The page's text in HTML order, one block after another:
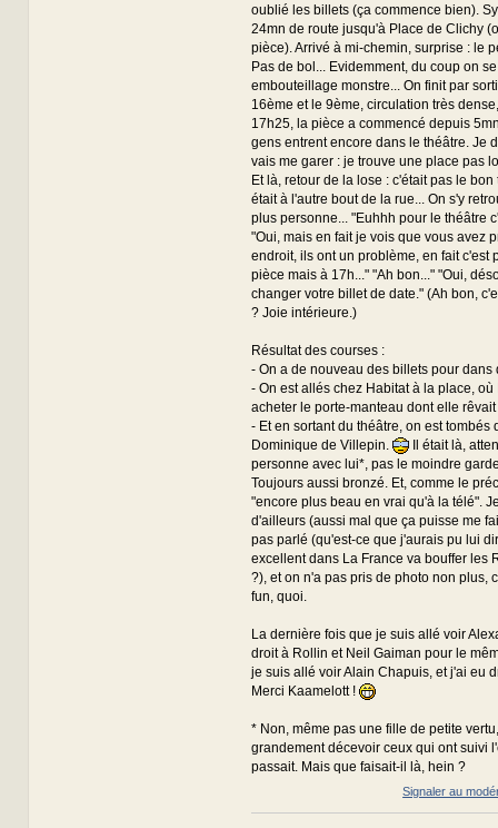
oublié les billets (ça commence bien).
24mn de route jusqu'à Place de Clichy
pièce). Arrivé à mi-chemin, surprise : le
Pas de bol... Evidemment, du coup on
embouteillage monstre... On finit par
16ème et le 9ème, circulation très
17h25, la pièce a commencé depuis
gens entrent encore dans le théâtre. Je
vais me garer : je trouve une place pas
Et là, retour de la lose : c'était pas le
était à l'autre bout de la rue... On s'y
plus personne... "Euhhh pour le théâtre
"Oui, mais en fait je vois que vous avez
endroit, ils ont un problème, en fait c'est
pièce mais à 17h..." "Ah bon..." "Oui,
changer votre billet de date." (Ah bon,
? Joie intérieure.)
Résultat des courses :
- On a de nouveau des billets pour dans
- On est allés chez Habitat à la place, où
acheter le porte-manteau dont elle
- Et en sortant du théâtre, on est tombés
Dominique de Villepin.
Il était là,
personne avec lui*, pas le moindre
Toujours aussi bronzé. Et, comme le
"encore plus beau en vrai qu'à la télé".
d'ailleurs (aussi mal que ça puisse me
pas parlé (qu'est-ce que j'aurais pu lui
excellent dans La France va bouffer les
?), et on n'a pas pris de photo non plus,
fun, quoi.
La dernière fois que je suis allé voir
droit à Rollin et Neil Gaiman pour le
je suis allé voir Alain Chapuis, et j'ai eu
Merci Kaamelott !
* Non, même pas une fille de petite
grandement décevoir ceux qui ont suivi
passait. Mais que faisait-il là, hein ?
Signaler au